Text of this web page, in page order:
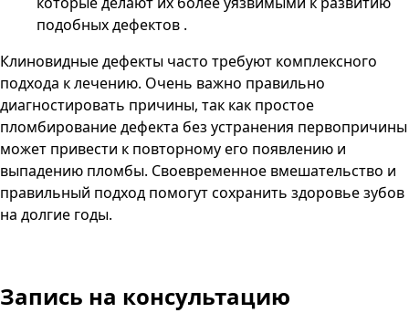
подобных дефектов .
Клиновидные дефекты часто требуют комплексного
подхода к лечению. Очень важно правильно
диагностировать причины, так как простое
пломбирование дефекта без устранения первопричины
может привести к повторному его появлению и
выпадению пломбы. Своевременное вмешательство и
правильный подход помогут сохранить здоровье зубов
на долгие годы.
Запись на консультацию